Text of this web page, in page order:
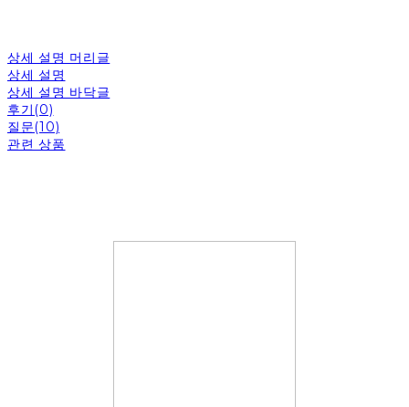
상세 설명 머리글
상세 설명
상세 설명 바닥글
후기(0)
질문(10)
관련 상품